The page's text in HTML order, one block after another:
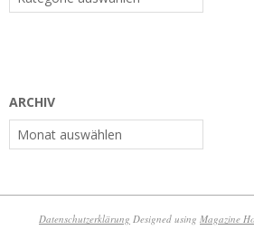
ARCHIV
Archiv
Datenschutzerklärung Designed using Magazine